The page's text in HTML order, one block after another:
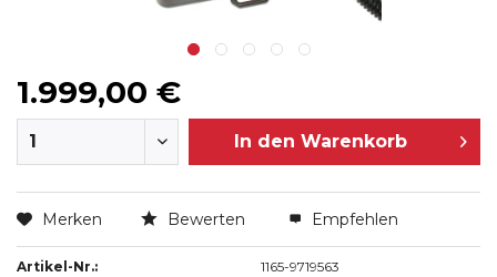
1.999,00 €
In den Warenkorb
Merken Bewerten Empfehlen
Artikel-Nr.: 1165-9719563